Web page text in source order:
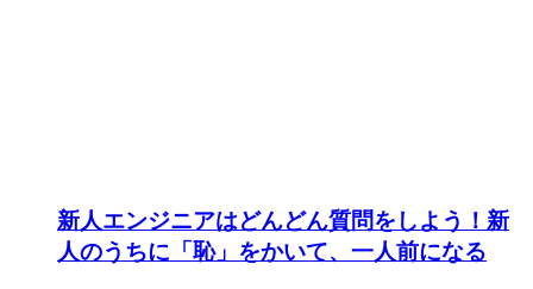
新人エンジニアはどんどん質問をしよう！新
人のうちに「恥」をかいて、一人前になる